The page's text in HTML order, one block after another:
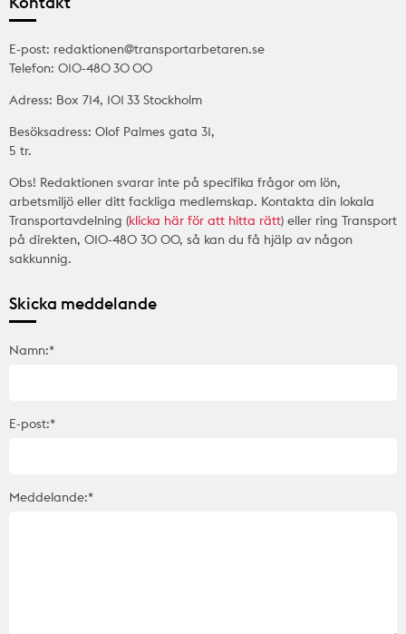
E-post: redaktionen@transportarbetaren.se
Telefon: 010-480 30 00
Adress: Box 714, 101 33 Stockholm
Besöksadress: Olof Palmes gata 31,
5 tr.
Obs! Redaktionen svarar inte på specifika frågor om lön,
arbetsmiljö eller ditt fackliga medlemskap. Kontakta din lokala
Transportavdelning (klicka här för att hitta rätt) eller ring Transport
på direkten, 010-480 30 00, så kan du få hjälp av någon
sakkunnig.
Skicka meddelande
Namn:*
E-post:*
Meddelande:*